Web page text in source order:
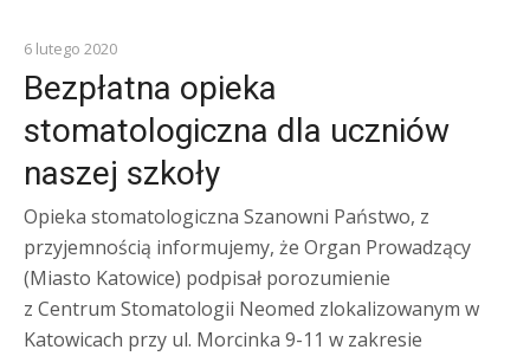
KOMUNIKATY
6 lutego 2020
Bezpłatna opieka
stomatologiczna dla uczniów
naszej szkoły
Opieka stomatologiczna Szanowni Państwo, z
przyjemnością informujemy, że Organ Prowadzący
(Miasto Katowice) podpisał porozumienie
z Centrum Stomatologii Neomed zlokalizowanym w
Katowicach przy ul. Morcinka 9-11 w zakresie